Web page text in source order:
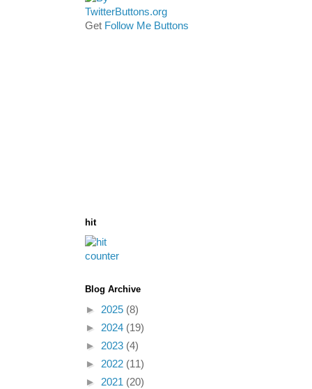
Get Follow Me Buttons
hit
Blog Archive
► 2025 (8)
► 2024 (19)
► 2023 (4)
► 2022 (11)
► 2021 (20)